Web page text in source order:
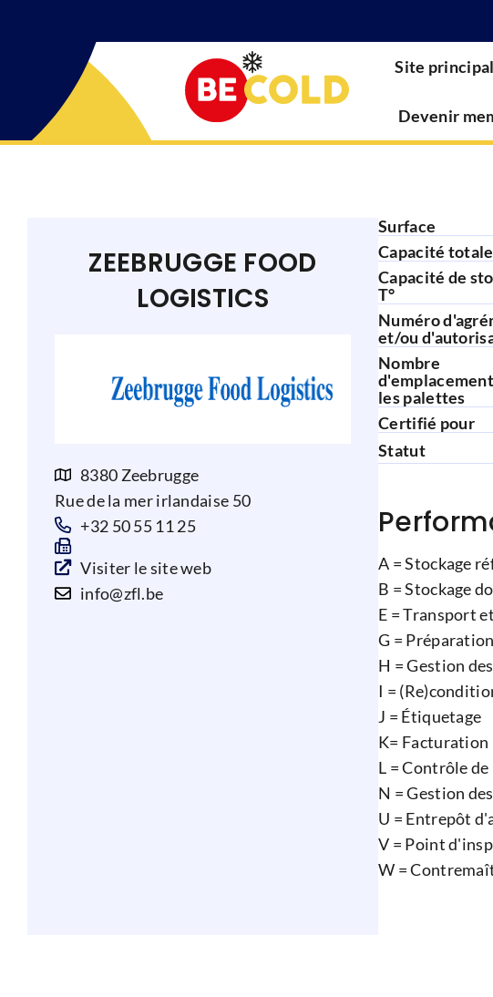
Site principal
Devenir
ZEEBRUGGE FOOD
LOGISTICS
8380 Zeebrugge
Rue de la mer irlandaise 50
+32 50 55 11 25
Visiter le site web
info@zfl.be
Surface
Capacité totale
Capacité de
T°
Numéro
et/ou
Nombre
les palettes
Certifié pour
Statut
A = Stockage
B = Stockage
E = Transport
G =
H = Gestion
I =
J = Étiquetage
K= Facturation
L = Contrôle
N = Gestion
U = Entrepôt
V = Point
W =